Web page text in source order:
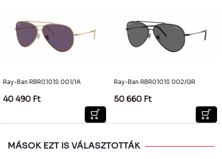
Ray-Ban RBR0101S 001/1A
40 490 Ft
Ray-Ban RBR0101S 002/GR
50 660 Ft
MÁSOK EZT IS VÁLASZTOTTÁK